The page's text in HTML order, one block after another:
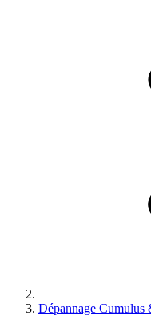
Dépannage Cumulus